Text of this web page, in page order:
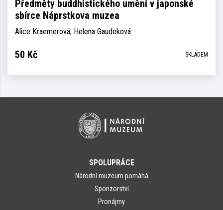
Předměty buddhistického umění v japonské
sbírce Náprstkova muzea
Alice Kraemerová, Helena Gaudeková
50 Kč SKLADEM
SPOLUPRÁCE
Národní muzeum pomáhá
Sponzorství
Pronájmy